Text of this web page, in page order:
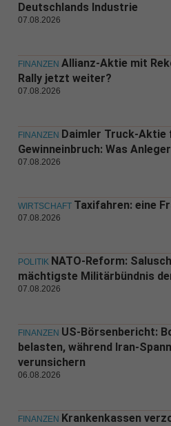
Deutschlands Industrie
07.08.2026
FINANZEN Allianz-Aktie mit
Rally jetzt weiter?
07.08.2026
FINANZEN Daimler Truck-Aktie
Gewinneinbruch: Was
07.08.2026
WIRTSCHAFT Taxifahren: eine
07.08.2026
POLITIK NATO-Reform:
mächtigste Militärbündnis
07.08.2026
FINANZEN US-Börsenbericht:
belasten, während Iran-
verunsichern
06.08.2026
FINANZEN Krankenkassen